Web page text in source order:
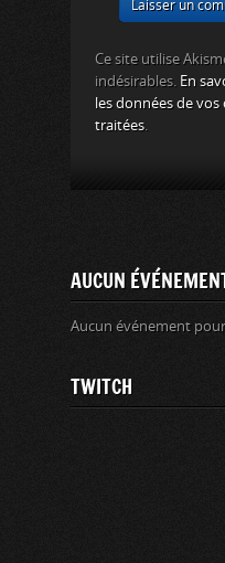
Ce site utilise
indésirables. En
les données de
traitées.
AUCUN
Aucun événement
TWITCH